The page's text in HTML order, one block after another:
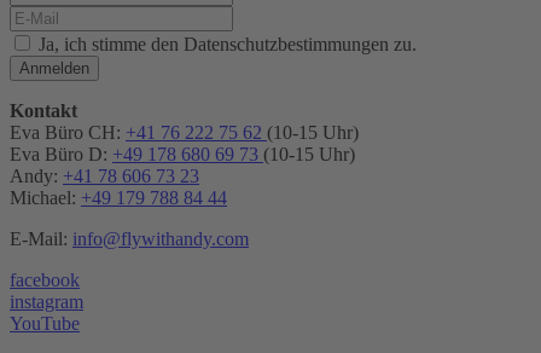
Ja, ich stimme den Datenschutzbestimmungen zu.
Anmelden
Kontakt
Eva Büro CH: +41 76 222 75 62 (10-15 Uhr)
Eva Büro D: +49 178 680 69 73 (10-15 Uhr)
Andy: +41 78 606 73 23
Michael: +49 179 788 84 44
E-Mail: info@flywithandy.com
facebook
instagram
YouTube